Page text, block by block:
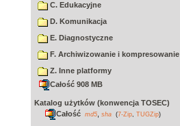
C. Edukacyjne
D. Komunikacja
E. Diagnostyczne
F. Archiwizowanie i kompresowanie
Z. Inne platformy
Całość 908 MB
Katalog użytków (konwencja TOSEC)
Całość md5 sha (7-Zip TUGZip)